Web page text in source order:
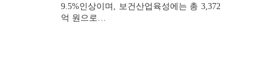
9.5%인상이며, 보건산업육성에는 총 3,372
억 원으로…